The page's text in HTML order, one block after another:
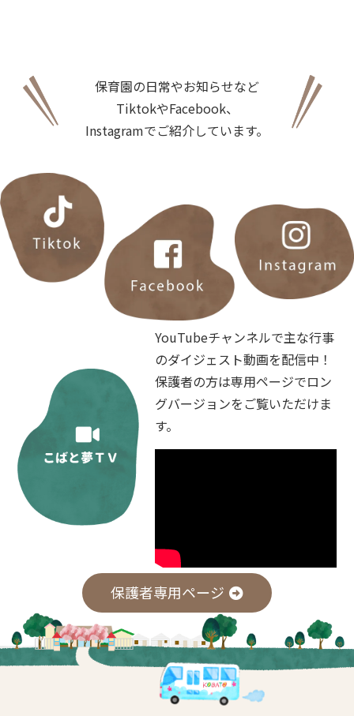
保育園の日常やお知らせなど
TiktokやFacebook、
Instagramでご紹介しています。
YouTubeチャンネルで主な行事
のダイジェスト動画を配信中！
保護者の方は専用ページでロン
グバージョンをご覧いただけま
す。
保護者専用ページ